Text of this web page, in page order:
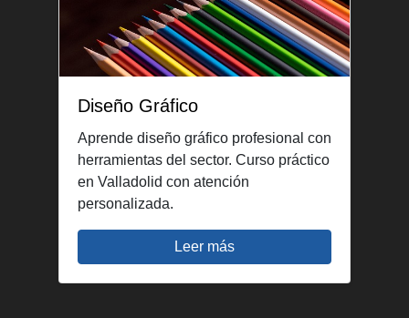
Diseño Gráfico
Aprende diseño gráfico profesional con
herramientas del sector. Curso práctico
en Valladolid con atención
personalizada.
Leer más